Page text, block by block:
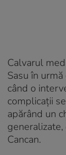
Calvarul
Sasu în
când o
complicații
apărând un
Cancan.